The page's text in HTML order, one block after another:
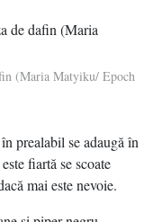
(Maria Matyiku/ Epoch
prealabil se adaugă în
fiartă se scoate
mai este nevoie.